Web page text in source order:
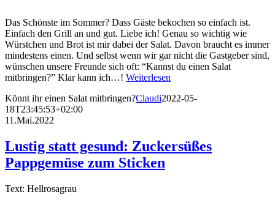
Das Schönste im Sommer? Dass Gäste bekochen so einfach ist.
Einfach den Grill an und gut. Liebe ich! Genau so wichtig wie
Würstchen und Brot ist mir dabei der Salat. Davon braucht es immer
mindestens einen. Und selbst wenn wir gar nicht die Gastgeber sind,
wünschen unsere Freunde sich oft: “Kannst du einen Salat
mitbringen?” Klar kann ich…! Weiterlesen
Könnt ihr einen Salat mitbringen?Claudi2022-05-
18T23:45:53+02:00
11.Mai.2022
Lustig statt gesund: Zuckersüßes
Pappgemüse zum Sticken
Text: Hellrosagrau